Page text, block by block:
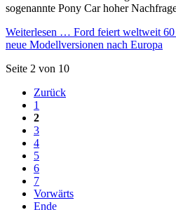
sogenannte Pony Car hoher
Weiterlesen … Ford feiert weltweit
neue Modellversionen nach Europa
Seite 2 von 10
Zurück
1
2
3
4
5
6
7
Vorwärts
Ende